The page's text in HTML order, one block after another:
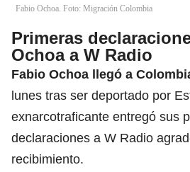
Fabio Ochoa. Foto: Migración Colombia
Primeras
Ochoa a W Radio
Fabio Ochoa llegó a
lunes tras ser deportado por
exnarcotraficante entregó sus
declaraciones a W Radio
recibimiento.